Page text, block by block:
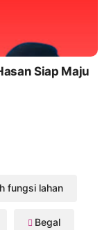
Siap Maju
fungsi lahan
Begal